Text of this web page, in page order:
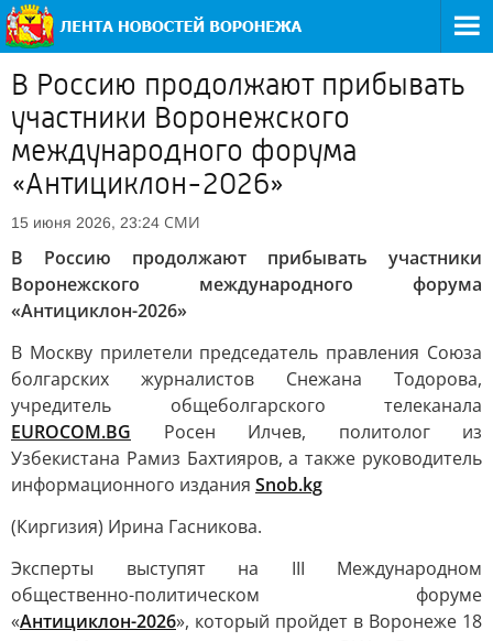
В Россию продолжают прибывать
участники Воронежского
международного форума
«Антициклон-2026»
15 июня 2026, 23:24 СМИ
В Россию продолжают прибывать участники
Воронежского международного форума
«Антициклон-2026»
В Москву прилетели председатель правления Союза
болгарских журналистов Снежана Тодорова,
учредитель общеболгарского телеканала
EUROCOM.BG Росен Илчев, политолог из
Узбекистана Рамиз Бахтияров, а также руководитель
информационного издания Snob.kg
(Киргизия) Ирина Гасникова.
Эксперты выступят на III Международном
общественно-политическом форуме
«Антициклон-2026», который пройдет в Воронеже 18